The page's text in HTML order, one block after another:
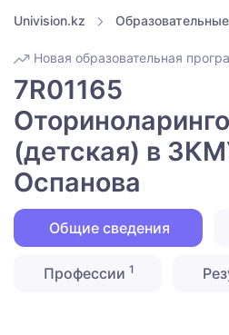
Univision.kz
Новая образовательная
7R01165
(детская) в
Оспанова
Общие сведения
Профессии1